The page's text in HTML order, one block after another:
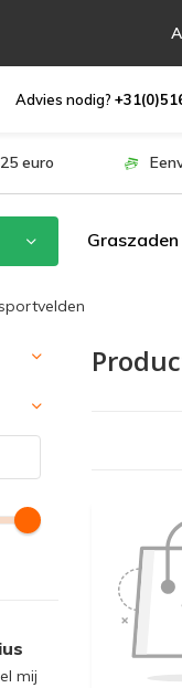
Advies nodig?
euro
Graszaden
mij